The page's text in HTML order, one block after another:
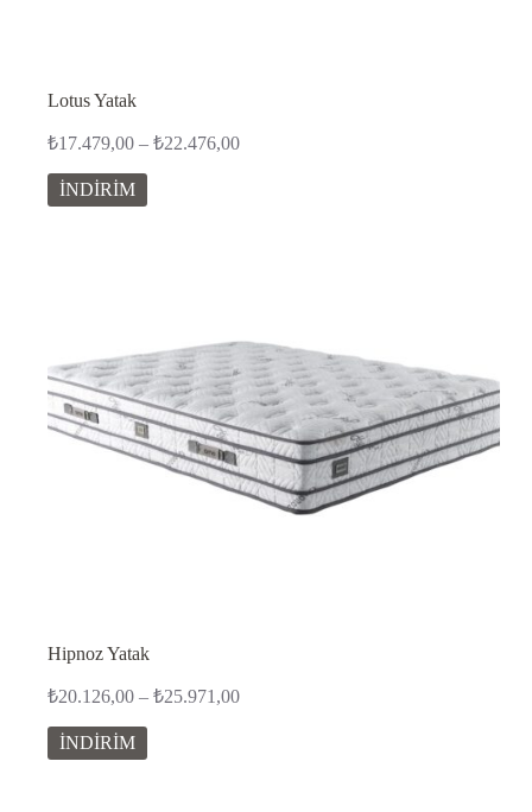
Lotus Yatak
₺17.479,00 – ₺22.476,00Fiyat
İNDİRİM
Hipnoz Yatak
₺20.126,00 – ₺25.971,00Fiyat
İNDİRİM